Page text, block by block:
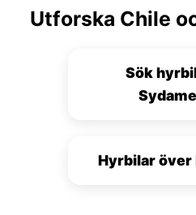
Utforska Chile
Sök
Hyrbilar över